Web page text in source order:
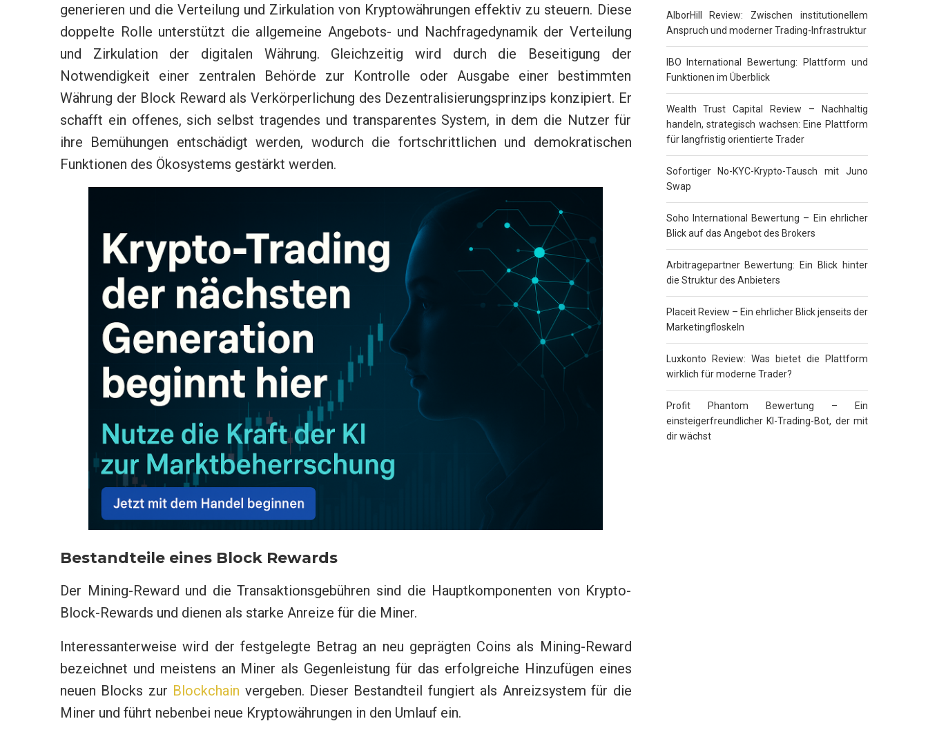
generieren und die Verteilung und Zirkulation von Kryptowährungen effektiv zu steuern. Diese
doppelte Rolle unterstützt die allgemeine Angebots- und Nachfragedynamik der Verteilung
und Zirkulation der digitalen Währung. Gleichzeitig wird durch die Beseitigung der
Notwendigkeit einer zentralen Behörde zur Kontrolle oder Ausgabe einer bestimmten
Währung der Block Reward als Verkörperlichung des Dezentralisierungsprinzips konzipiert. Er
schafft ein offenes, sich selbst tragendes und transparentes System, in dem die Nutzer für
ihre Bemühungen entschädigt werden, wodurch die fortschrittlichen und demokratischen
Funktionen des Ökosystems gestärkt werden.
Bestandteile eines Block Rewards
Der Mining-Reward und die Transaktionsgebühren sind die Hauptkomponenten von Krypto-
Block-Rewards und dienen als starke Anreize für die Miner.
Interessanterweise wird der festgelegte Betrag an neu geprägten Coins als Mining-Reward
bezeichnet und meistens an Miner als Gegenleistung für das erfolgreiche Hinzufügen eines
neuen Blocks zur Blockchain vergeben. Dieser Bestandteil fungiert als Anreizsystem für die
Miner und führt nebenbei neue Kryptowährungen in den Umlauf ein.
AlborHill Review: Zwischen institutionellem
Anspruch und moderner Trading-Infrastruktur
IBO International Bewertung: Plattform und
Funktionen im Überblick
Wealth Trust Capital Review – Nachhaltig
handeln, strategisch wachsen: Eine Plattform
für langfristig orientierte Trader
Sofortiger No-KYC-Krypto-Tausch mit Juno
Swap
Soho International Bewertung – Ein ehrlicher
Blick auf das Angebot des Brokers
Arbitragepartner Bewertung: Ein Blick hinter
die Struktur des Anbieters
Placeit Review – Ein ehrlicher Blick jenseits der
Marketingfloskeln
Luxkonto Review: Was bietet die Plattform
wirklich für moderne Trader?
Profit Phantom Bewertung – Ein
einsteigerfreundlicher KI-Trading-Bot, der mit
dir wächst